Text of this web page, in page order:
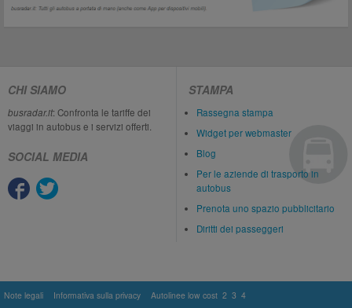
CHI SIAMO
busradar.it: Confronta le tariffe dei
viaggi in autobus e i servizi offerti.
SOCIAL MEDIA
STAMPA
Rassegna stampa
Widget per webmaster
Blog
Per le aziende di trasporto in
autobus
Prenota uno spazio pubblicitario
Diritti dei passeggeri
Note legali Informativa sulla privacy Autolinee low cost 2 3 4